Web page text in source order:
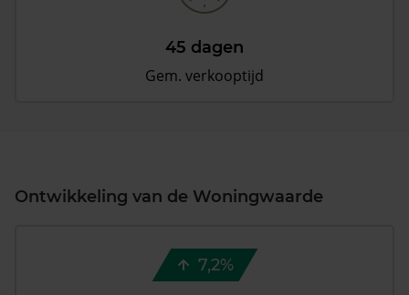
45 dagen
Gem. verkooptijd
Ontwikkeling van de Woningwaarde
7,2%